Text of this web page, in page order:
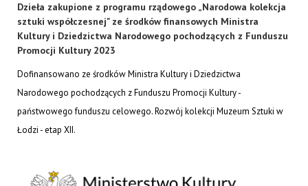
Dzieła zakupione z programu rządowego „Narodowa kolekcja
sztuki współczesnej" ze środków finansowych Ministra
Kultury i Dziedzictwa Narodowego pochodzących z Funduszu
Promocji Kultury 2023
Dofinansowano ze środków Ministra Kultury i Dziedzictwa
Narodowego pochodzących z Funduszu Promocji Kultury -
państwowego funduszu celowego. Rozwój kolekcji Muzeum Sztuki w
Łodzi - etap XII.